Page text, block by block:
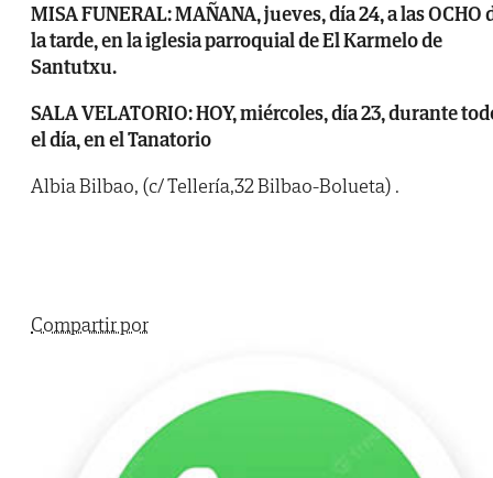
MISA FUNERAL: MAÑANA, jueves, día 24, a las OCHO
la tarde, en la iglesia parroquial de El Karmelo de
Santutxu.
SALA VELATORIO: HOY, miércoles, día 23, durante
el día, en el Tanatorio
Albia Bilbao, (c/ Tellería,32 Bilbao-Bolueta) .
Compartir por